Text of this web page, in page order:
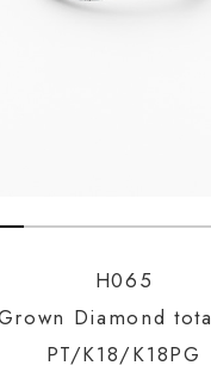
H065
Diamond
PT/K18/K18PG